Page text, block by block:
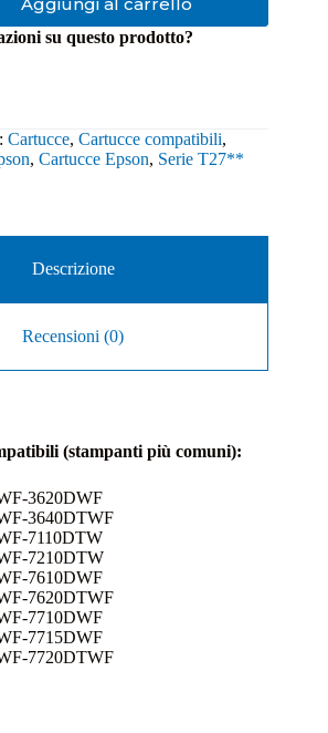
su questo prodotto?
Cartucce, Cartucce compatibili,
, Cartucce Epson, Serie T27**
Descrizione
Recensioni (0)
(stampanti più comuni):
3620DWF
3640DTWF
7110DTW
7210DTW
7610DWF
7620DTWF
7710DWF
7715DWF
7720DTWF